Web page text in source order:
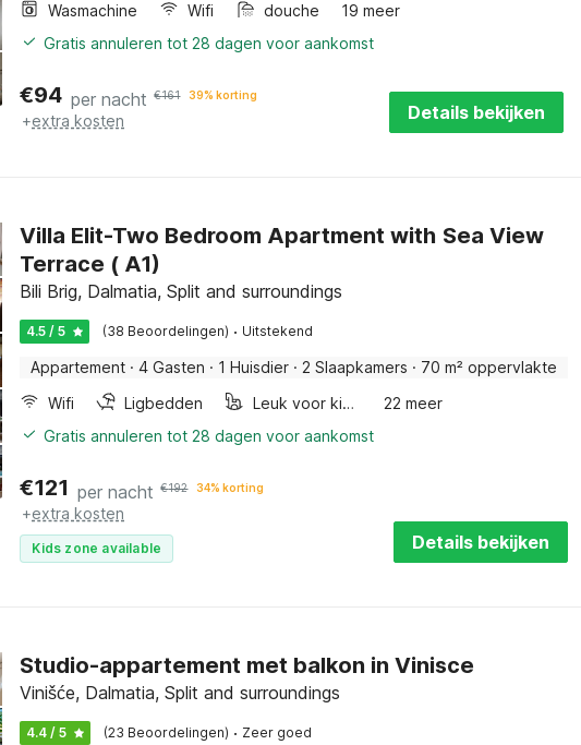
Wasmachine
Wifi douche
19 meer
Gratis annuleren tot 28 dagen voor aankomst
€94 per nacht €161 39% korting
+extra kosten Details bekijken
Villa Elit-Two Bedroom Apartment with Sea View
Terrace ( A1)
Bili Brig, Dalmatia, Split and surroundings
4.5 / 5 (38 Beoordelingen) · Uitstekend
Appartement · 4 Gasten · 1 Huisdier · 2 Slaapkamers · 70 m² oppervlakte
Wifi
Ligbedden Leuk voor kinderen
22 meer
Gratis annuleren tot 28 dagen voor aankomst
€121 per nacht €192 34% korting
+extra kosten
Kids zone available Details bekijken
Studio-appartement met balkon in Vinisce
Vinišće, Dalmatia, Split and surroundings
4.4 / 5 (23 Beoordelingen) · Zeer goed